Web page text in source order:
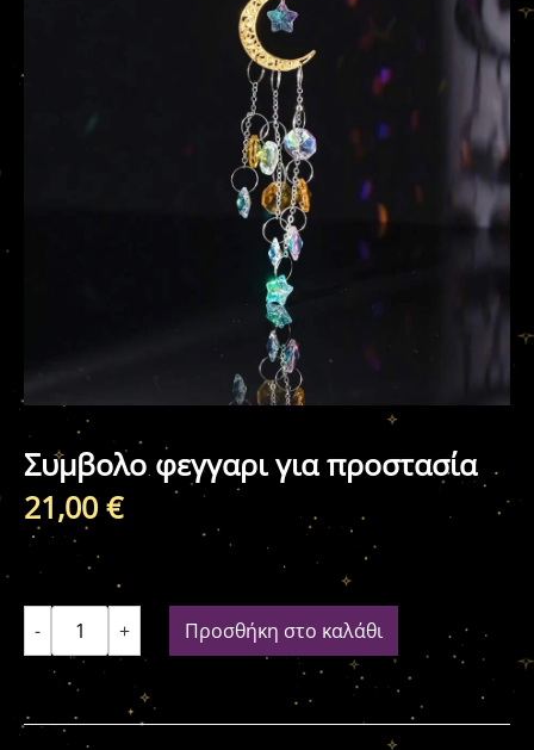
Συμβολο φεγγαρι για προστασία
21,00 €
- + Προσθήκη στο καλάθι